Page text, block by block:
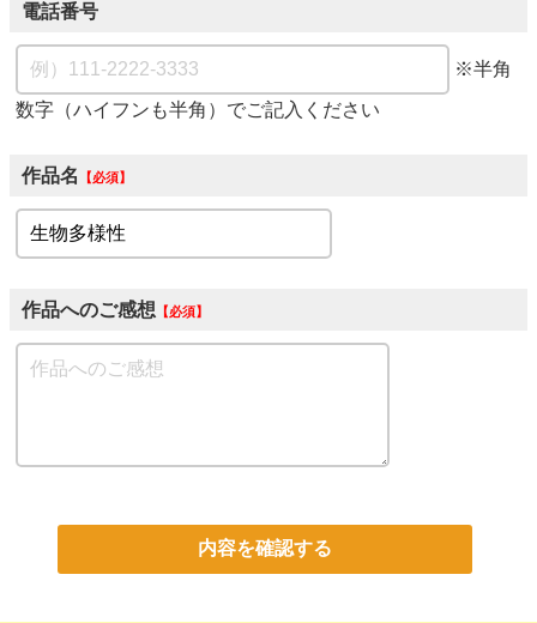
電話番号
※半角
数字（ハイフンも半角）でご記入ください
作品名 必須
作品へのご感想 必須
内容を確認する